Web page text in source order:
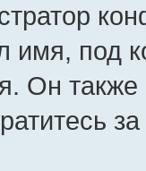
имя, под
Он